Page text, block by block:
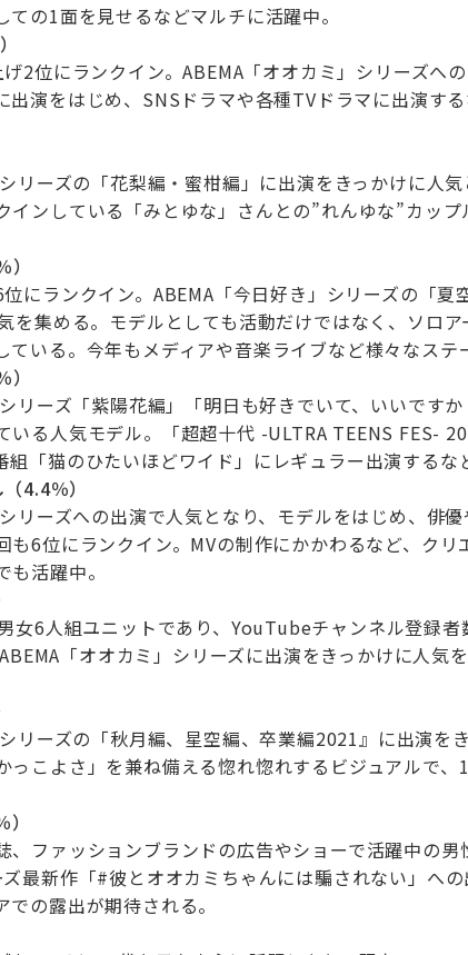
ての1面を見せるなどマルチに活躍中。
2位にランクイン。ABEMA「オオカミ」シリーズへ
出演をはじめ、SNSドラマや各種TVドラマに出演す
リーズの「花梨編・蜜柑編」に出演をきっかけに人
インしている「みとゆな」さんとの”れんゆな”カッ
にランクイン。ABEMA「今日好き」シリーズの「夏
を集める。モデルとしても活動だけではなく、ソロ
ている。今年もメディアや音楽ライブなど様々なステ
リーズ「紫陽花編」「明日も好きでいて、いいです
いる人気モデル。「超超十代 -ULTRA TEENS FES-
組「猫のひたいほどワイド」にレギュラー出演するな
4.4％）
リーズへの出演で人気となり、モデルをはじめ、俳
も6位にランクイン。MVの制作にかかわるなど、クリ
活躍中。
女6人組ユニットであり、YouTubeチャンネル登録者
「オオカミ」シリーズに出演をきっかけに人気
リーズの「秋月編、星空編、卒業編2021』に出演を
っこよさ」を兼ね備える惚れ惚れするビジュアルで
、ファッションブランドの広告やショーで活躍中の男
最新作「#彼とオオカミちゃんには騙されない」への
の露出が期待される。